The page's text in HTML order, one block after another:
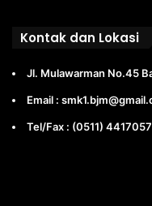
Kontak dan Lokasi
Jl. Mulawarman No.45
Email :
Tel/Fax : (0511) 4417057